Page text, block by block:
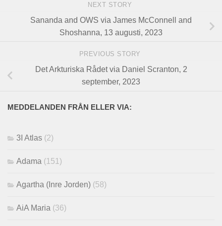
NEXT STORY
Sananda and OWS via James McConnell and
Shoshanna, 13 augusti, 2023
PREVIOUS STORY
Det Arkturiska Rådet via Daniel Scranton, 2
september, 2023
MEDDELANDEN FRÅN ELLER VIA:
3I Atlas (2)
Adama (151)
Agartha (Inre Jorden) (58)
AiA Maria (36)